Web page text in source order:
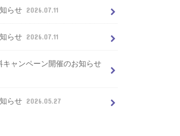
らせ 2026.07.11
らせ 2026.07.11
キャンペーン開催のお知らせ
らせ 2026.05.27